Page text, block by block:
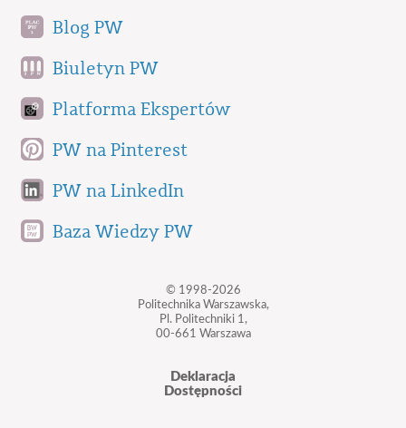
Blog PW
Biuletyn PW
Platforma Ekspertów
PW na Pinterest
PW na LinkedIn
Baza Wiedzy PW
© 1998-2026
Politechnika Warszawska,
Pl. Politechniki 1,
00-661 Warszawa
Deklaracja
Dostępności